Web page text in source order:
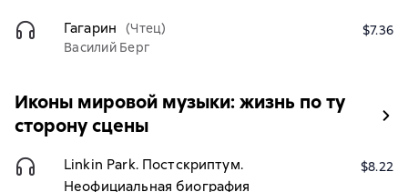
Гагарин
(Чтец)
Василий Берг
$7.36
Иконы мировой музыки: жизнь по ту
сторону сцены
Linkin Park. Постскриптум.
Неофициальная биография
$8.22